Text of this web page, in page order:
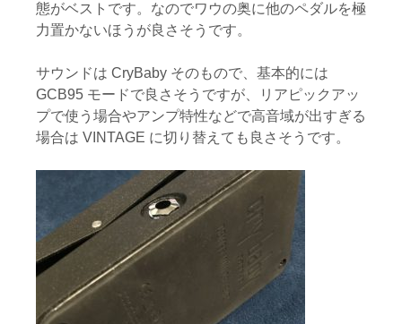
態がベストです。なのでワウの奥に他のペダルを極
力置かないほうが良さそうです。
サウンドは CryBaby そのもので、基本的には
GCB95 モードで良さそうですが、リアピックアッ
プで使う場合やアンプ特性などで高音域が出すぎる
場合は VINTAGE に切り替えても良さそうです。